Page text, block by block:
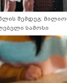
შემდეგ:
სამოსი